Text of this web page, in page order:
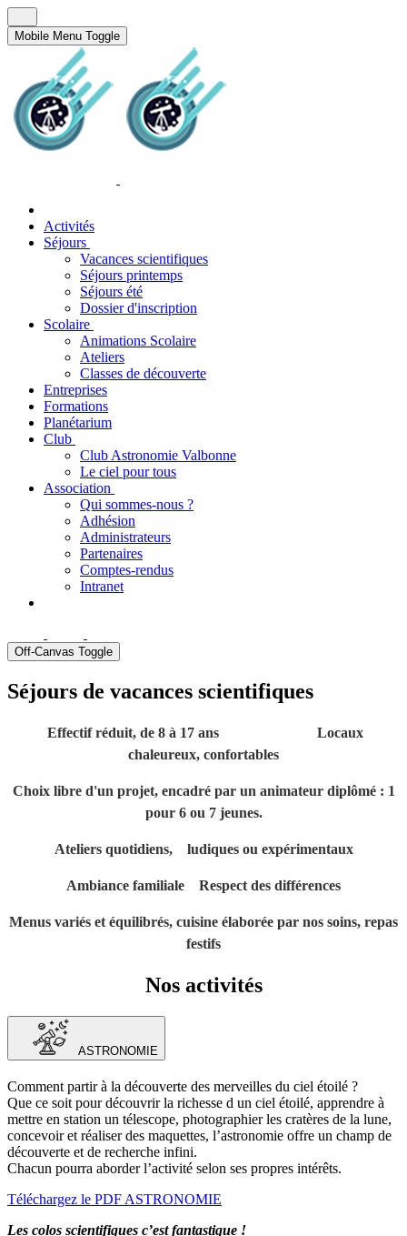
Mobile Menu Toggle
Activités
Séjours
Vacances scientifiques
Séjours printemps
Séjours été
Dossier d'inscription
Scolaire
Animations Scolaire
Ateliers
Classes de découverte
Entreprises
Formations
Planétarium
Club
Club Astronomie Valbonne
Le ciel pour tous
Association
Qui sommes-nous ?
Adhésion
Administrateurs
Partenaires
Comptes-rendus
Intranet
Off-Canvas Toggle
Séjours de vacances scientifiques
Effectif réduit, de 8 à 17 ans Locaux
chaleureux, confortables
Choix libre d'un projet, encadré par un animateur diplômé : 1
pour 6 ou 7 jeunes.
Ateliers quotidiens, ludiques ou expérimentaux
Ambiance familiale Respect des différences
Menus variés et équilibrés, cuisine élaborée par nos soins, repas
festifs
Nos activités
ASTRONOMIE
Comment partir à la découverte des merveilles du ciel étoilé ?
Que ce soit pour découvrir la richesse d un ciel étoilé, apprendre à
mettre en station un télescope, photographier les cratères de la lune,
concevoir et réaliser des maquettes, l’astronomie offre un champ de
découverte et de recherche infini.
Chacun pourra aborder l’activité selon ses propres intérêts.
Téléchargez le PDF ASTRONOMIE
Les colos scientifiques c’est fantastique !